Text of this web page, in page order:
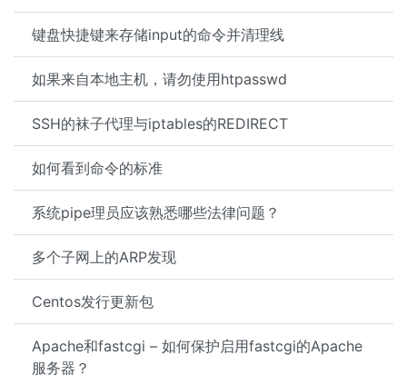
键盘快捷键来存储input的命令并清理线
如果来自本地主机，请勿使用htpasswd
SSH的袜子代理与iptables的REDIRECT
如何看到命令的标准
系统pipe理员应该熟悉哪些法律问题？
多个子网上的ARP发现
Centos发行更新包
Apache和fastcgi – 如何保护启用fastcgi的Apache
服务器？